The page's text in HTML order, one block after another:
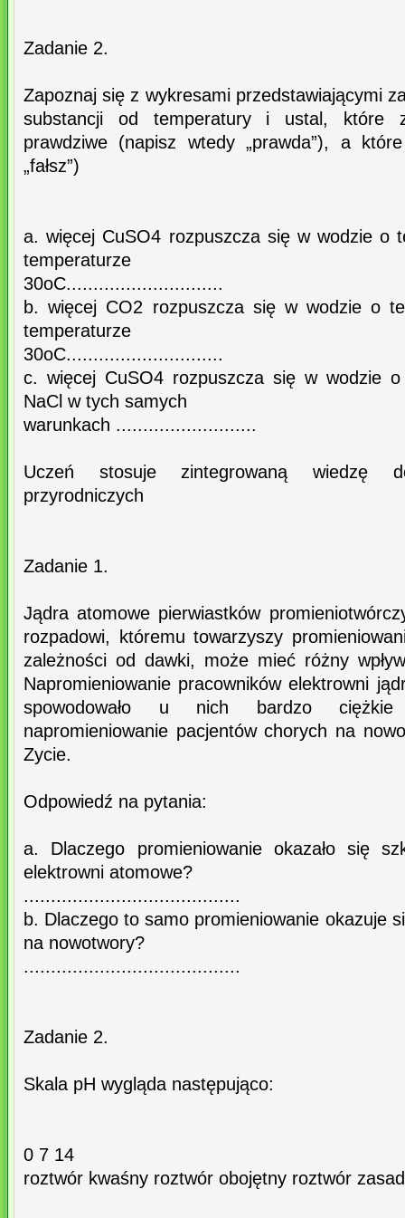
Zadanie 2.
Zapoznaj się z wykresami przedstawiającymi
substancji od temperatury i ustal, które
prawdziwe (napisz wtedy „prawda”), a
„fałsz”)
a. więcej CuSO4 rozpuszcza się w wodzie o
temperaturze
30oC.............................
b. więcej CO2 rozpuszcza się w wodzie o
temperaturze
30oC.............................
c. więcej CuSO4 rozpuszcza się w wodzie
NaCl w tych samych
warunkach ..........................
Uczeń stosuje zintegrowaną wiedzę
przyrodniczych
Zadanie 1.
Jądra atomowe pierwiastków
rozpadowi, któremu towarzyszy
zależności od dawki, może mieć różny
Napromieniowanie pracowników elektrowni
spowodowało u nich bardzo ciężkie
napromieniowanie pacjentów chorych na
Zycie.
Odpowiedź na pytania:
a. Dlaczego promieniowanie okazało się
elektrowni atomowe?
........................................
b. Dlaczego to samo promieniowanie okazuje
na nowotwory?
........................................
Zadanie 2.
Skala pH wygląda następująco:
0 7 14
roztwór kwaśny roztwór obojętny roztwór